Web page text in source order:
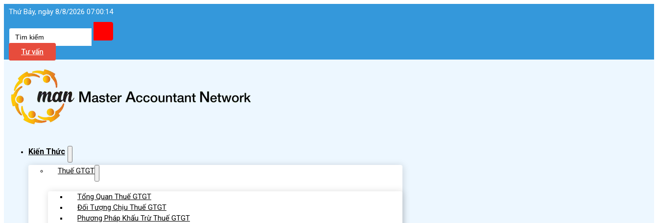
Thứ Bảy, ngày 8/8/2026 07:00:15
kiếm
Tư vấn
Kiến Thức
Thuế GTGT
Tổng Quan Thuế GTGT
Đối Tượng Chịu Thuế GTGT
Phương Pháp Khấu Trừ Thuế GTGT